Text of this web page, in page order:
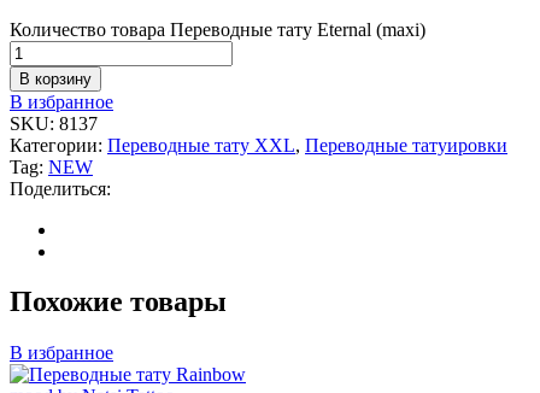
Количество товара Переводные тату Eternal (maxi)
В корзину
В избранное
SKU: 8137
Категории: Переводные тату XXL, Переводные татуировки
Tag: NEW
Поделиться:
Похожие товары
В избранное